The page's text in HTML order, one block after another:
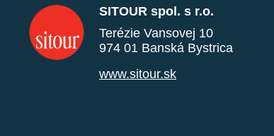
SITOUR spol. s r.o.
Terézie Vansovej 10
974 01 Banská Bystrica
www.sitour.sk